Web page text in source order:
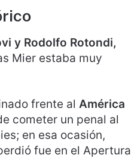
y Rodolfo Rotondi,
Mier estaba muy
frente al América
cometer un penal al
en esa ocasión,
fue en el Apertura